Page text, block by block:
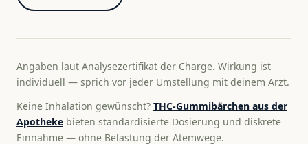
Angaben laut Analysezertifikat der Charge. Wirkung ist
individuell — sprich vor jeder Umstellung mit deinem Arzt.
Keine Inhalation gewünscht? THC-Gummibärchen aus der
Apotheke bieten standardisierte Dosierung und diskrete
Einnahme — ohne Belastung der Atemwege.